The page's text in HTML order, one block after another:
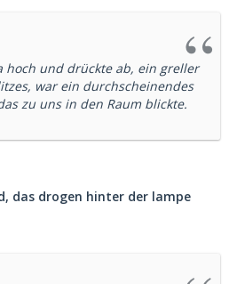
hoch und drückte ab, ein greller
war ein durchscheinendes
zu uns in den Raum blickte.
das drogen hinter der lampe